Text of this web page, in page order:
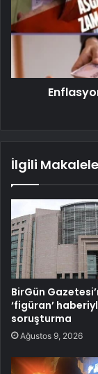
İlgili
BirGün
‘figüran’
soruşturma
Ağustos 9, 2026